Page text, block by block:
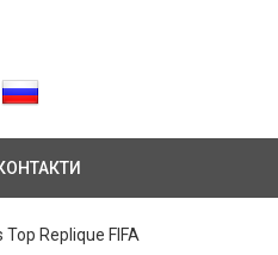
Replique FIFA